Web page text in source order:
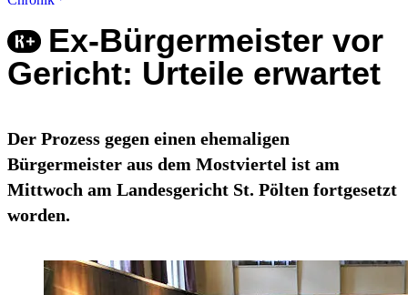
Ex-Bürgermeister vor
Gericht: Urteile erwartet
Der Prozess gegen einen ehemaligen
Bürgermeister aus dem Mostviertel ist am
Mittwoch am Landesgericht St. Pölten fortgesetzt
worden.